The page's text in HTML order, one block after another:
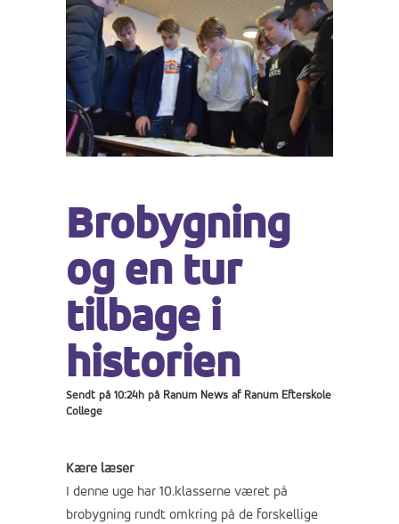
Brobygning
og en tur
tilbage i
historien
Sendt på 10:24h på Ranum News af Ranum Efterskole
College
Kære læser
I denne uge har 10.klasserne været på
brobygning rundt omkring på de forskellige